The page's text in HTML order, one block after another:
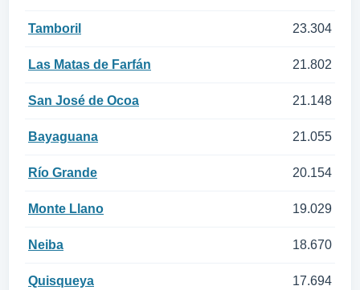
Tamboril 23.304
Las Matas de Farfán 21.802
San José de Ocoa 21.148
Bayaguana 21.055
Río Grande 20.154
Monte Llano 19.029
Neiba 18.670
Quisqueya 17.694